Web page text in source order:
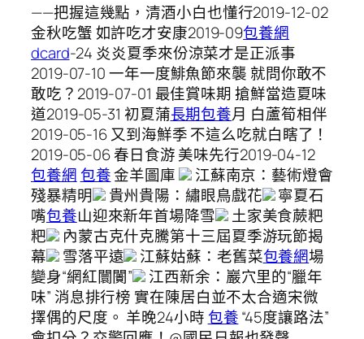
——把握這幾點，清酒小白也懂行2019-12-02
金秋吃蟹 如許吃才安康2019-09包養網
dcard-24 炎炎夏季來份涼菜才是正派事
2019-07-10 一年一度鯡魚節來襲 就問你敢不
敢吃？2019-07-01 最佳賞味期 搶鮮當造夏味
道2019-05-31 初夏蒲長期包養月 白蘆筍相伴
2019-05-16 又到海鮮季 不這么吃就白瞎了！
2019-05-06 春日食游 美味先行2019-04-12
包養網包養金羊圖庫
江蘇南京：藝術燈會
殘暴精明
貴州貴陽：繡眼鳥戲花
寧夏石
嘴包養山迎來新年首場降雪
土家美食蕨粑
粑
內蒙古克什克騰第十三屆夏季游玩節揭
幕
雪落平遠 江蘇姑蘇：老舊菜包養網場
變身“網紅闤闠”
江西新余：巖穴里的“臘年
味” 消息排行榜 實在陳居白並不太合適宋微
擇偶的尺度。 羊晚24小時包養“45度讓路法”